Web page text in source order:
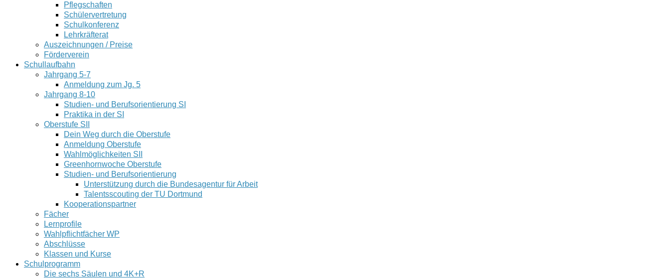
Pflegschaften
Schülervertretung
Schulkonferenz
Lehrkräfterat
Auszeichnungen / Preise
Förderverein
Schullaufbahn
Jahrgang 5-7
Anmeldung zum Jg. 5
Jahrgang 8-10
Studien- und Berufsorientierung SI
Praktika in der SI
Oberstufe SII
Dein Weg durch die Oberstufe
Anmeldung Oberstufe
Wahlmöglichkeiten SII
Greenhornwoche Oberstufe
Studien- und Berufsorientierung
Unterstützung durch die Bundesagentur für Arbeit
Talentsscouting der TU Dortmund
Kooperationspartner
Fächer
Lernprofile
Wahlpflichtfächer WP
Abschlüsse
Klassen und Kurse
Schulprogramm
Die sechs Säulen und 4K+R